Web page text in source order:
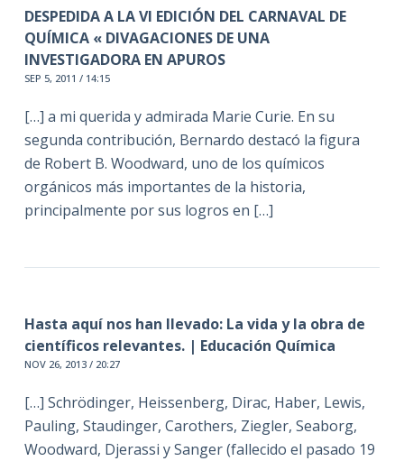
DESPEDIDA A LA VI EDICIÓN DEL CARNAVAL DE
QUÍMICA « DIVAGACIONES DE UNA
INVESTIGADORA EN APUROS
SEP 5, 2011 / 14:15
[…] a mi querida y admirada Marie Curie. En su
segunda contribución, Bernardo destacó la figura
de Robert B. Woodward, uno de los químicos
orgánicos más importantes de la historia,
principalmente por sus logros en […]
​Hasta aquí nos han llevado: La vida y la obra de
científicos relevantes. | Educación Química
NOV 26, 2013 / 20:27
[…] Schrödinger, Heissenberg, Dirac, Haber, Lewis,
Pauling, Staudinger, Carothers, Ziegler, Seaborg,
Woodward, Djerassi y Sanger (fallecido el pasado 19